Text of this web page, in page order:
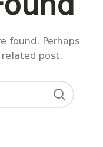
found. Perhaps
post.